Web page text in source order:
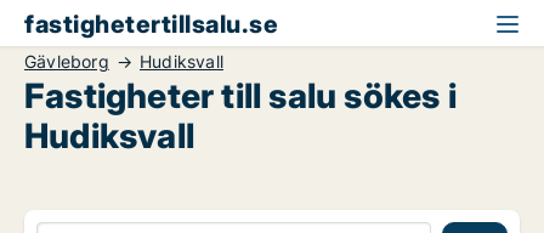
fastighetertillsalu.se
Gävleborg Hudiksvall
Fastigheter till salu sökes i
Hudiksvall